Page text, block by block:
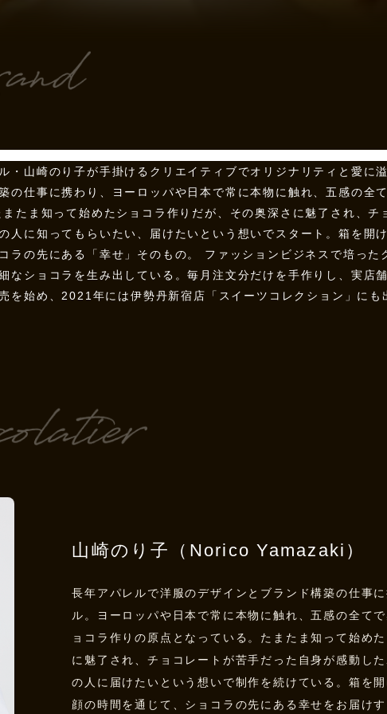
・山崎のり子が手掛けるクリエイティブでオリジナリティと愛に
の仕事に携わり、ヨーロッパや日本で常に本物に触れ、五感の全
たま知って始めたショコラ作りだが、その奥深さに魅了され、チ
人に知ってもらいたい、届けたいという想いでスタート。箱を開
ラの先にある「幸せ」そのもの。 ファッションビジネスで培った
なショコラを生み出している。毎月注文分だけを手作りし、実店
を始め、2021年には伊勢丹新宿店「スイーツコレクション」に
山崎のり子（Norico Yamazaki）
長年アパレルで洋服のデザインとブランド構築の仕事
ル。ヨーロッパや日本で常に本物に触れ、五感の全て
ョコラ作りの原点となっている。たまたま知って始め
に魅了され、チョコレートが苦手だった自身が感動し
の人に届けたいという想いで制作を続けている。箱を
顔の時間を通じて、ショコラの先にある幸せをお届け